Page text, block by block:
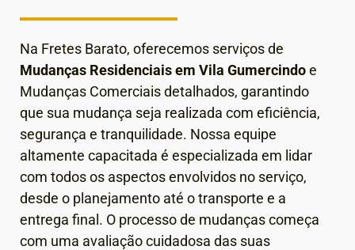
Na Fretes Barato, oferecemos serviços de
Mudanças Residenciais em Vila Gumercindoe
Mudanças Comerciais detalhados, garantindo
que sua mudança seja realizada com eficiência,
segurança e tranquilidade. Nossa equipe
altamente capacitada é especializada em lidar
com todos os aspectos envolvidos no serviço,
desde o planejamento até o transporte e a
entrega final. O processo de mudanças começa
com uma avaliação cuidadosa das suas